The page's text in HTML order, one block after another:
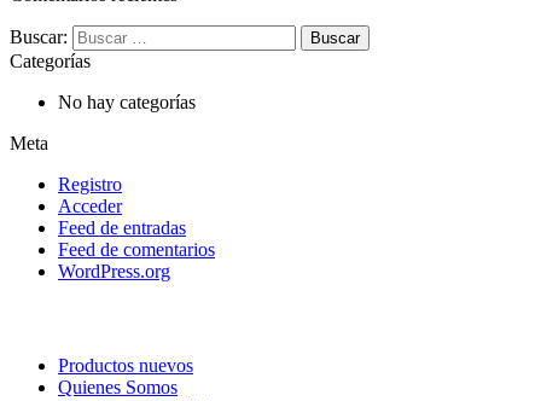
Buscar:
Categorías
No hay categorías
Meta
Registro
Acceder
Feed de entradas
Feed de comentarios
WordPress.org
Productos nuevos
Quienes Somos